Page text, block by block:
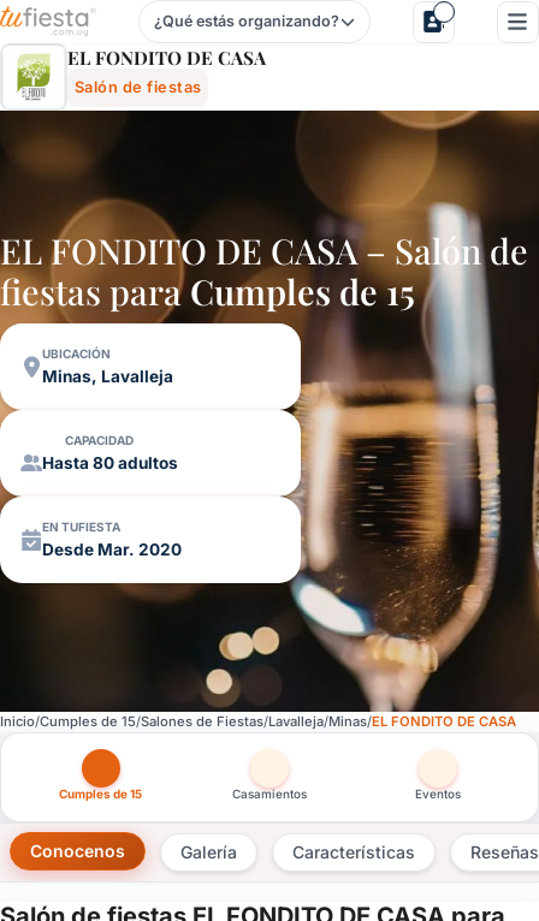
El Fondito De Casa - Salón De Fiestas En Minas, Lavalleja,
¿Qué estás organizando?
EL FONDITO DE CASA
Salón de fiestas
EL FONDITO DE CASA – Salón de
fiestas para Cumples de 15
UBICACIÓN
Minas, Lavalleja
CAPACIDAD
Hasta 80 adultos
EN TUFIESTA
Desde Mar. 2020
Inicio Cumples de 15 Salones de Fiestas Lavalleja Minas EL FONDITO DE CASA
Otras versiones de esta ficha por tipo de festejo
Cumples de 15 Casamientos Eventos
Conocenos Galería Características Reseñas